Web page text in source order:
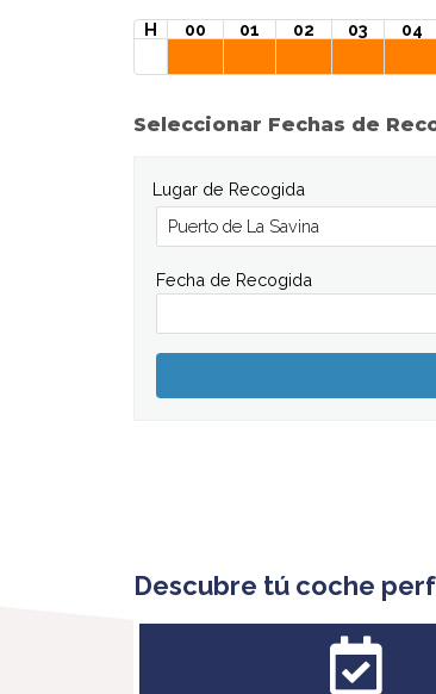
H 00 01 02 03 04
Seleccionar Fechas de
Lugar de Recogida
Fecha de Recogida
Descubre tú coche